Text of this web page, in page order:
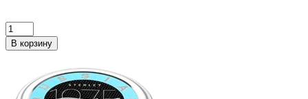
В корзину